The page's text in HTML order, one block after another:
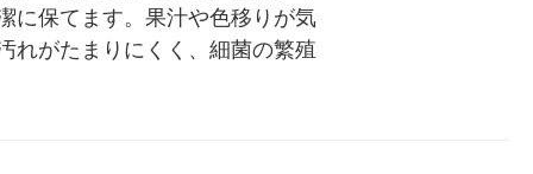
に保てます。果汁や色移りが気
れがたまりにくく、細菌の繁殖